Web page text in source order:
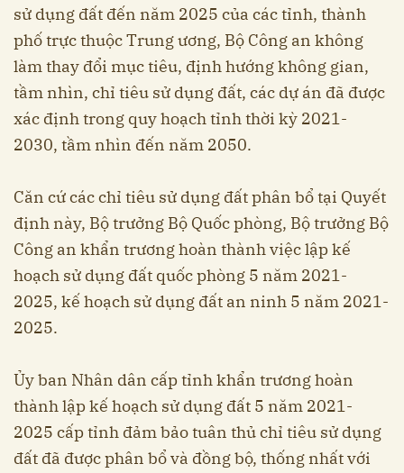
sử dụng đất đến năm 2025 của các tỉnh, thành
phố trực thuộc Trung ương, Bộ Công an không
làm thay đổi mục tiêu, định hướng không gian,
tầm nhìn, chỉ tiêu sử dụng đất, các dự án đã được
xác định trong quy hoạch tỉnh thời kỳ 2021-
2030, tầm nhìn đến năm 2050.
Căn cứ các chỉ tiêu sử dụng đất phân bổ tại Quyết
định này, Bộ trưởng Bộ Quốc phòng, Bộ trưởng Bộ
Công an khẩn trương hoàn thành việc lập kế
hoạch sử dụng đất quốc phòng 5 năm 2021-
2025, kế hoạch sử dụng đất an ninh 5 năm 2021-
2025.
Ủy ban Nhân dân cấp tỉnh khẩn trương hoàn
thành lập kế hoạch sử dụng đất 5 năm 2021-
2025 cấp tỉnh đảm bảo tuân thủ chỉ tiêu sử dụng
đất đã được phân bổ và đồng bộ, thống nhất với